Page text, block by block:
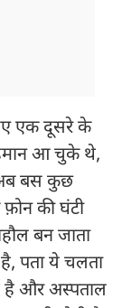
एक दूसरे के
आ चुके थे,
अब बस कुछ
की घंटी
बन जाता
पता ये चलता
है और अस्पताल